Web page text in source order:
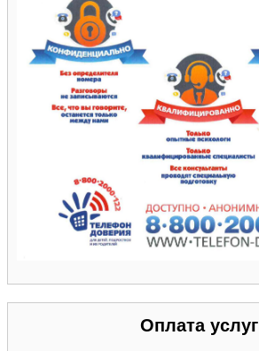
Оплата услуг